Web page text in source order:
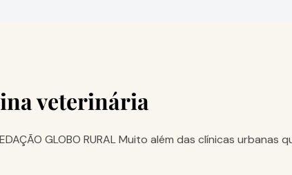
veterinária
GLOBO RURAL Muito além das clínicas urbanas